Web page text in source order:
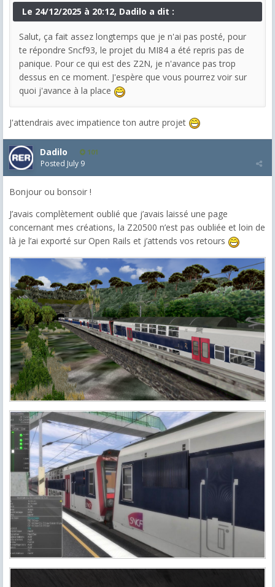
Le 24/12/2025 à 20:12, Dadilo a dit :
Salut, ça fait assez longtemps que je n'ai pas posté, pour
te répondre Sncf93, le projet du MI84 a été repris pas de
panique. Pour ce qui est des Z2N, je n'avance pas trop
dessus en ce moment. J'espère que vous pourrez voir sur
quoi j'avance à la place
J'attendrais avec impatience ton autre projet
Dadilo 101
Posted July 9
Bonjour ou bonsoir !
J’avais complètement oublié que j’avais laissé une page
concernant mes créations, la Z20500 n’est pas oubliée et loin de
là je l’ai exporté sur Open Rails et j’attends vos retours